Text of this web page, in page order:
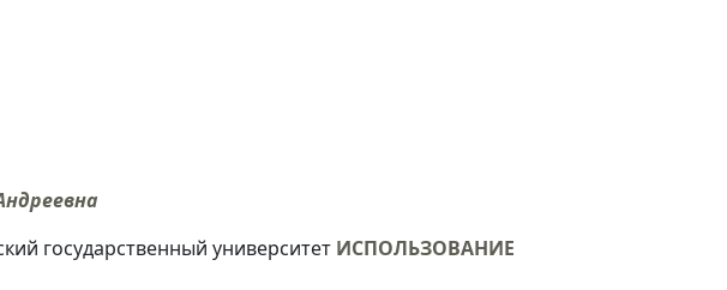
государственный университет ИСПОЛЬЗОВАНИЕ